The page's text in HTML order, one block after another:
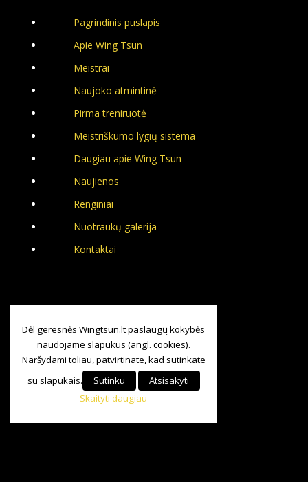
Pagrindinis puslapis
Apie Wing Tsun
Meistrai
Naujoko atmintinė
Pirma treniruotė
Meistriškumo lygių sistema
Daugiau apie Wing Tsun
Naujienos
Renginiai
Nuotraukų galerija
Kontaktai
Dėl geresnės Wingtsun.lt paslaugų kokybės
naudojame slapukus (angl. cookies).
Naršydami toliau, patvirtinate, kad sutinkate
su slapukais.
Sutinku
Atsisakyti
Skaityti daugiau